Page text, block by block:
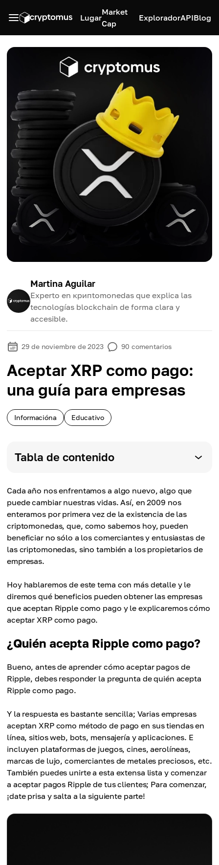
Lugar
Market
Cap
ExploradorAPIBlog
Martina Aguilar
Experto en крипtomonedas que explica las
tecnologías blockchain de forma clara y
accesible.
29 de noviembre de 2023 90 comentarios
Aceptar XRP como pago:
una guía para empresas
Informacióna Educativo
Tabla de contenido
Cada año nos enfrentamos a algo nuevo, algo que
puede cambiar nuestras vidas. Así, en 2009 nos
enteramos por primera vez de la existencia de las
criptomonedas, que, como sabemos hoy, pueden
beneficiar no sólo a los comerciantes y entusiastas de
las criptomonedas, sino también a los propietarios de
empresas.
Hoy hablaremos de este tema con más detalle y le
diremos qué beneficios pueden obtener las empresas
que aceptan Ripple como pago y le explicaremos cómo
aceptar XRP como pago.
¿Quién acepta Ripple como pago?
Bueno, antes de aprender cómo aceptar pagos de
Ripple, debes responder la pregunta de quién acepta
Ripple como pago.
Y la respuesta es bastante sencilla; Varias empresas
aceptan XRP como método de pago en sus tiendas en
línea, sitios web, bots, mensajería y aplicaciones. E
incluyen plataformas de juegos, cines, aerolíneas,
marcas de lujo, comerciantes de metales preciosos, etc.
También puedes unirte a esta extensa lista y comenzar
a aceptar pagos Ripple de tus clientes; Para comenzar,
¡date prisa y salta a la siguiente parte!